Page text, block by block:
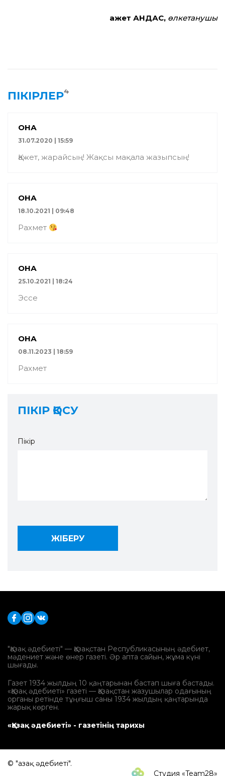
Қажет АНДАС, өлкетанушы
ПІКІРЛЕР4
ҚОНАҚ
31.07.2020 | 15:59
Қажет, жарайсың! Жақсы мақала жазыпсың!
ҚОНАҚ
18.10.2021 | 09:48
Рахмет
ҚОНАҚ
25.10.2021 | 18:24
Эссе
ҚОНАҚ
08.11.2023 | 18:59
Рахмет
ПІКІР ҚОСУ
Пікір
"Қазақ әдебиеті" — Қазақстан Республикасының әдебиет,
мәдениет және өнер газеті. Әр апта сайын, жұма күні
шығады.
Газет 1934 жылдың 10 қаңтарынан бастап шыға бастады.
«Қазақ әдебиеті» газеті — Қазақстан жазушылар одағының
органы ретінде тұңғыш саны 1934 жылдың қаңтарында
жарық көрген.
«Қазақ әдебиеті» - газетінің тарихы
© "Қазақ әдебиеті".
Студия «Team28»